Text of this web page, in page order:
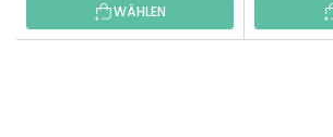
WÄHLEN